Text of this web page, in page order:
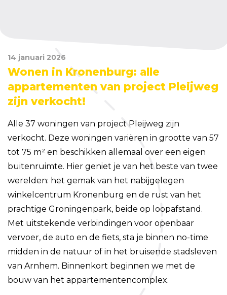
14 januari 2026
Wonen in Kronenburg: alle
appartementen van project Pleijweg
zijn verkocht!
Alle 37 woningen van project Pleijweg zijn
verkocht. Deze woningen variëren in grootte van 57
tot 75 m² en beschikken allemaal over een eigen
buitenruimte. Hier geniet je van het beste van twee
werelden: het gemak van het nabijgelegen
winkelcentrum Kronenburg en de rust van het
prachtige Groningenpark, beide op loopafstand.
Met uitstekende verbindingen voor openbaar
vervoer, de auto en de fiets, sta je binnen no-time
midden in de natuur of in het bruisende stadsleven
van Arnhem. Binnenkort beginnen we met de
bouw van het appartementencomplex.